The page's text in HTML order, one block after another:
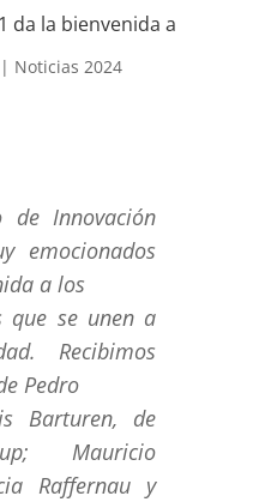
da la bienvenida a
Noticias 2024
de Innovación
emocionados
a los
que se unen a
Recibimos
Pedro
Barturen, de
Mauricio
Raffernau y